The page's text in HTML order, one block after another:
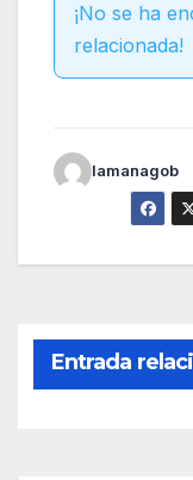
¡No se ha
relacionada!
lamanagob
Entrada